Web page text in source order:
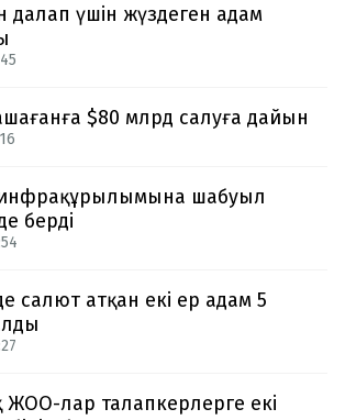
далап үшін жүздеген адам
$80 млрд салуға дайын
шабуыл
берді
салют атқан екі ер адам 5
ЖОО-лар талапкерлерге екі